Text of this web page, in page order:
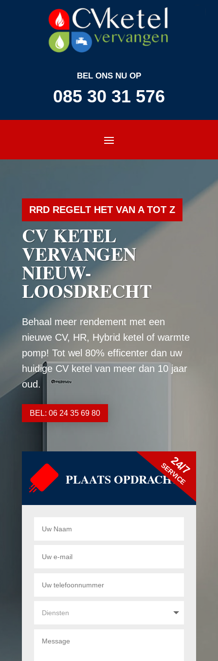
BEL ONS NU OP
085 30 31 576
RRD REGELT HET VAN A TOT Z
CV KETEL
VERVANGEN
NIEUW-
LOOSDRECHT
Behaal meer rendement met een
nieuwe CV, HR, Hybrid ketel of warmte
pomp! Tot wel 80% efficenter dan uw
huidige CV ketel van meer dan 10 jaar
oud.
BEL: 06 24 35 69 80
PLAATS OPDRACHT
24/7
SERVICE